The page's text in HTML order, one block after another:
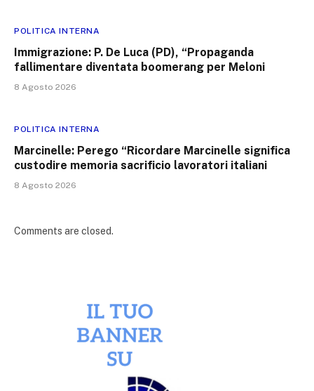
POLITICA INTERNA
Immigrazione: P. De Luca (PD), “Propaganda
fallimentare diventata boomerang per Meloni
8 Agosto 2026
POLITICA INTERNA
Marcinelle: Perego “Ricordare Marcinelle significa
custodire memoria sacrificio lavoratori italiani
8 Agosto 2026
Comments are closed.